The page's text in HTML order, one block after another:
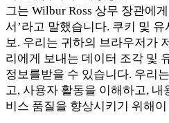
그는 Wilbur Ross 상무 장관에
서’라고 말했습니다. 쿠키 및
보. 우리는 귀하의 브라우저가
리에게 보내는 데이터 조각 및
정보를받을 수 있습니다. 우리
고, 사용자 활동을 이해하고, 내
비스 품질을 향상시키기 위해